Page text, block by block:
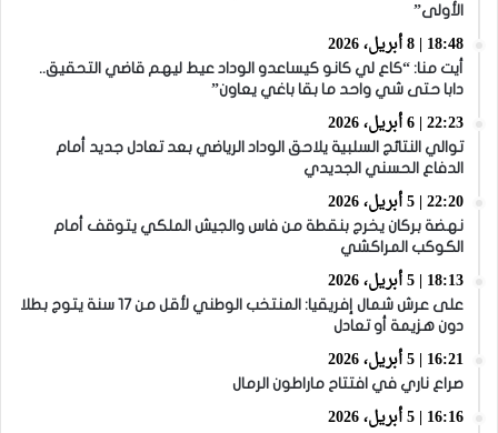
الأولى”
18:48 | 8 أبريل، 2026
أيت منا: “كاع لي كانو كيساعدو الوداد عيط ليهم قاضي التحقيق..
دابا حتى شي واحد ما بقا باغي يعاون”
22:23 | 6 أبريل، 2026
توالي النتائج السلبية يلاحق الوداد الرياضي بعد تعادل جديد أمام
الدفاع الحسني الجديدي
22:20 | 5 أبريل، 2026
نهضة بركان يخرج بنقطة من فاس والجيش الملكي يتوقف أمام
الكوكب المراكشي
18:13 | 5 أبريل، 2026
على عرش شمال إفريقيا: المنتخب الوطني لأقل من 17 سنة يتوج بطلا
دون هزيمة أو تعادل
16:21 | 5 أبريل، 2026
صراع ناري في افتتاح ماراطون الرمال
16:16 | 5 أبريل، 2026